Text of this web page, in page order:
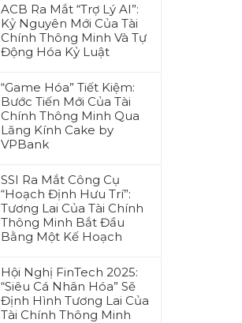
ACB Ra Mắt “Trợ Lý AI”:
Kỷ Nguyên Mới Của Tài
Chính Thông Minh Và Tự
Động Hóa Kỷ Luật
“Game Hóa” Tiết Kiệm:
Bước Tiến Mới Của Tài
Chính Thông Minh Qua
Lăng Kính Cake by
VPBank
SSI Ra Mắt Công Cụ
“Hoạch Định Hưu Trí”:
Tương Lai Của Tài Chính
Thông Minh Bắt Đầu
Bằng Một Kế Hoạch
Hội Nghị FinTech 2025:
“Siêu Cá Nhân Hóa” Sẽ
Định Hình Tương Lai Của
Tài Chính Thông Minh